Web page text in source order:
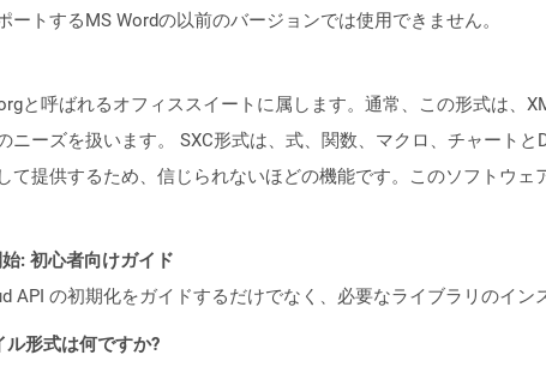
トするMS Wordの以前のバージョンでは使用できません。
と呼ばれるオフィススイートに属します。通常、この形式は、
ーズを扱います。 SXC形式は、式、関数、マクロ、チャート
提供するため、信じられないほどの機能です。このソフトウェ
: 初心者向けガイド
API の初期化をガイドするだけでなく、必要なライブラリのイン
ル形式は何ですか?